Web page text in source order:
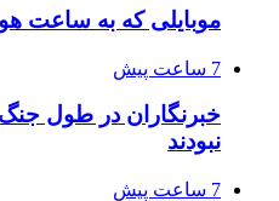
موبایلی که به ساعت
7 ساعت پیش
خبرنگاران در طول
نبودند
7 ساعت پیش